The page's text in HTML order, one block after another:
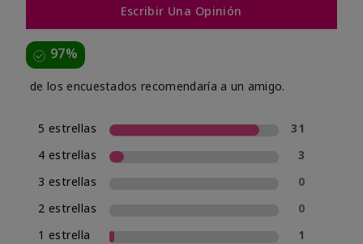
Escribir Una Opinión
97%
de los encuestados recomendaría a un amigo.
5 estrellas
31
4 estrellas
3
3 estrellas
0
2 estrellas
0
1 estrella
1